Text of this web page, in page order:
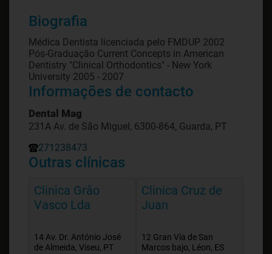
Biografia
Médica Dentista licenciada pelo FMDUP 2002
Pós-Graduação Current Concepts in American
Dentistry "Clinical Orthodontics" - New York
Informações de contacto
Dental Mag
231A Av. de São Miguel, 6300-864, Guarda, PT
271238473
Outras clínicas
Clinica Grão
Vasco Lda
14 Av. Dr. António José
de Almeida, Viseu, PT
Clinica Cruz de
Juan
12 Gran Vía de San
Marcos bajo, Léon, ES